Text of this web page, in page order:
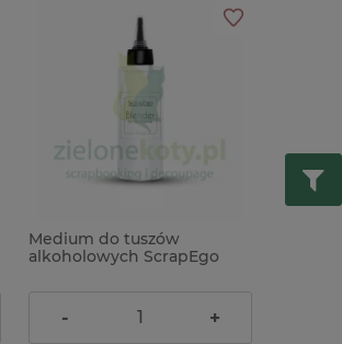
Medium do tuszów
alkoholowych ScrapEgo
23,50 zł
- +